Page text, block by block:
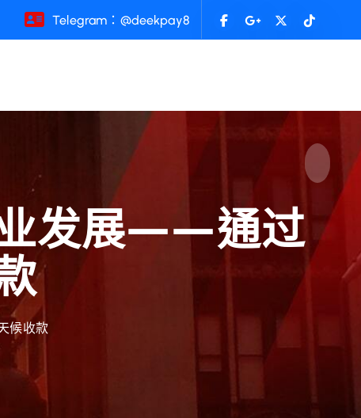
Telegram：@deekpay8
业发展——通过
候收款